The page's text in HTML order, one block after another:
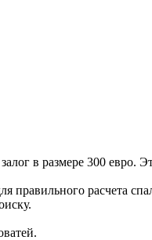
в размере 300 евро.
правильного расчета